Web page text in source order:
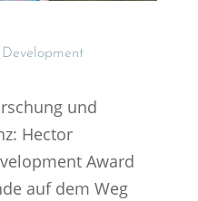
und
Hector
Award
auf dem Weg